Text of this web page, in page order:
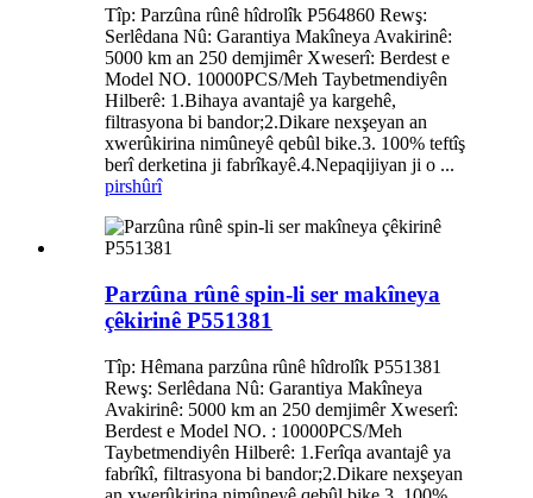
Tîp: Parzûna rûnê hîdrolîk P564860 Rewş:
Serlêdana Nû: Garantiya Makîneya Avakirinê:
5000 km an 250 demjimêr Xweserî: Berdest e
Model NO. 10000PCS/Meh Taybetmendiyên
Hilberê: 1.Bihaya avantajê ya kargehê,
filtrasyona bi bandor;2.Dikare nexşeyan an
xwerûkirina nimûneyê qebûl bike.3. 100% teftîş
berî derketina ji fabrîkayê.4.Nepaqijiyan ji o ...
pirshûrî
Parzûna rûnê spin-li ser makîneya
çêkirinê P551381
Tîp: Hêmana parzûna rûnê hîdrolîk P551381
Rewş: Serlêdana Nû: Garantiya Makîneya
Avakirinê: 5000 km an 250 demjimêr Xweserî:
Berdest e Model NO. : 10000PCS/Meh
Taybetmendiyên Hilberê: 1.Ferîqa avantajê ya
fabrîkî, filtrasyona bi bandor;2.Dikare nexşeyan